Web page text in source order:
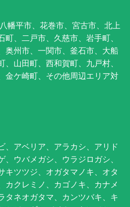
幡平市、花巻市、宮古市、北上
、二戸市、久慈市、岩手町、
奥州市、一関市、釜石市、大船
山田町、西和賀町、九戸村、
金ケ崎町、その他周辺エリア対
、アベリア、アラカシ、アリド
ウバメガシ、ウラジロガシ、
キツツジ、オガタマノキ、オタ
カクレミノ、カゴノキ、カナメ
タネオガタマ、カンツバキ、キ